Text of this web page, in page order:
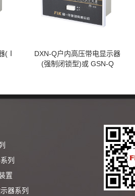
(Ⅰ
DXN-Q户内高压带电显示器
(强制闭锁型)或 GSN-Q
列
置
器系列